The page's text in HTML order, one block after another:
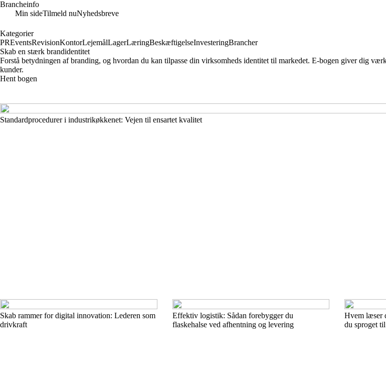
Brancheinfo
Min sideTilmeld nuNyhedsbreve
Kategorier
PREventsRevisionKontorLejemålLagerLæringBeskæftigelseInvesteringBrancher
Skab en stærk brandidentitet
Forstå betydningen af branding, og hvordan du kan tilpasse din virksomheds identitet til markedet. E-bogen giver dig
kunder.
Hent bogen
Standardprocedurer i industrikøkkenet: Vejen til ensartet kvalitet
Skab rammer for digital innovation: Lederen som
drivkraft
Effektiv logistik: Sådan forebygger du
flaskehalse ved afhentning og levering
Hvem læser
du sproget